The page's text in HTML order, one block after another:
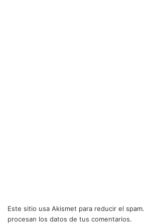
Este sitio usa Akismet para reducir el spam.
procesan los datos de tus comentarios.